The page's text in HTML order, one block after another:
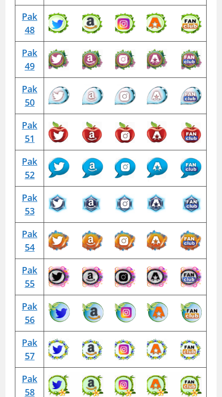
Pak
48
Pak
49
Pak
50
Pak
51
Pak
52
Pak
53
Pak
54
Pak
55
Pak
56
Pak
57
Pak
58